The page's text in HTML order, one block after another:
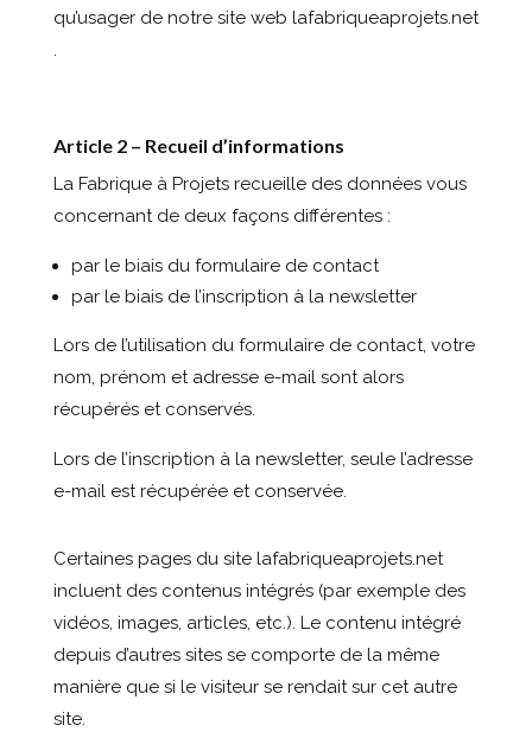
qu’usager de notre site web lafabriqueaprojets.net
.
Article 2 – Recueil d’informations
La Fabrique à Projets recueille des données vous
concernant de deux façons différentes :
par le biais du formulaire de contact
par le biais de l’inscription à la newsletter
Lors de l’utilisation du formulaire de contact, votre
nom, prénom et adresse e-mail sont alors
récupérés et conservés.
Lors de l’inscription à la newsletter, seule l’adresse
e-mail est récupérée et conservée.
Certaines pages du site lafabriqueaprojets.net
incluent des contenus intégrés (par exemple des
vidéos, images, articles, etc.). Le contenu intégré
depuis d’autres sites se comporte de la même
manière que si le visiteur se rendait sur cet autre
site.